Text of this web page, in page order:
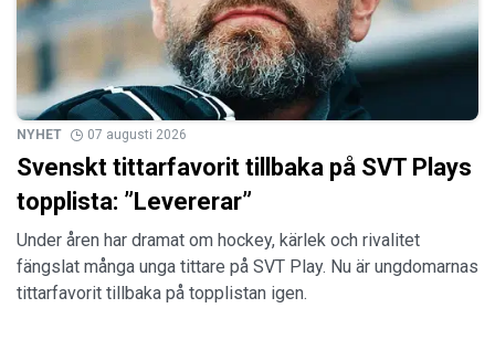
NYHET 07 augusti 2026
Svenskt tittarfavorit tillbaka på SVT Plays
topplista: ”Levererar”
Under åren har dramat om hockey, kärlek och rivalitet
fängslat många unga tittare på SVT Play. Nu är ungdomarnas
tittarfavorit tillbaka på topplistan igen.